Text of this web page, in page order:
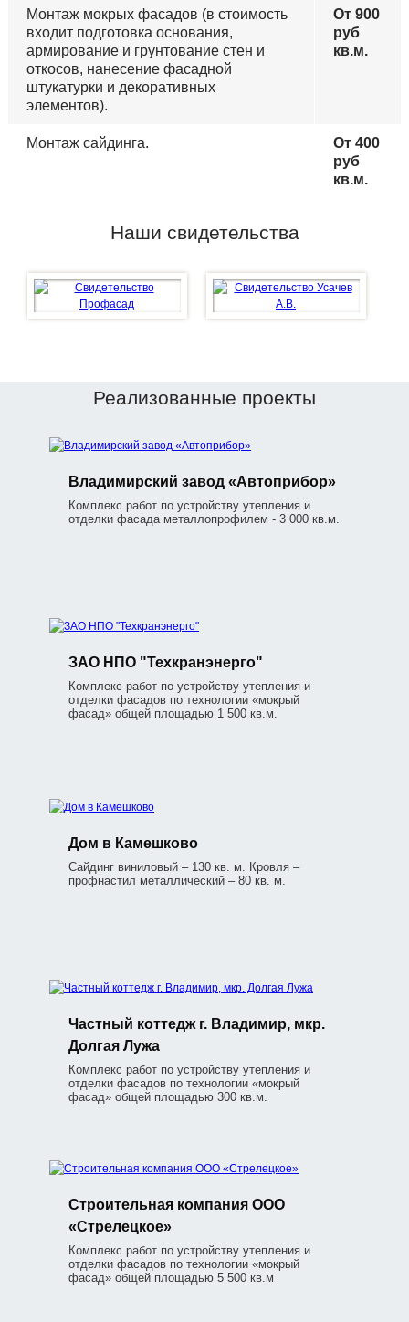
Монтаж мокрых фасадов (в стоимость
входит подготовка основания,
армирование и грунтование стен и
откосов, нанесение фасадной
штукатурки и декоративных
элементов).
От 900
руб
кв.м.
Монтаж сайдинга.
От 400
руб
кв.м.
Наши свидетельства
Реализованные проекты
Владимирский завод «Автоприбор»
Комплекс работ по устройству утепления и
отделки фасада металлопрофилем - 3 000 кв.м.
ЗАО НПО "Техкранэнерго"
Комплекс работ по устройству утепления и
отделки фасадов по технологии «мокрый
фасад» общей площадью 1 500 кв.м.
Дом в Камешково
Сайдинг виниловый – 130 кв. м. Кровля –
профнастил металлический – 80 кв. м.
Частный коттедж г. Владимир, мкр.
Долгая Лужа
Комплекс работ по устройству утепления и
отделки фасадов по технологии «мокрый
фасад» общей площадью 300 кв.м.
Строительная компания ООО
«Стрелецкое»
Комплекс работ по устройству утепления и
отделки фасадов по технологии «мокрый
фасад» общей площадью 5 500 кв.м